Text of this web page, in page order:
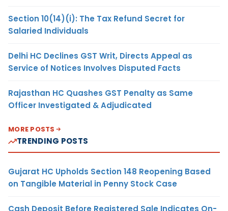
Section 10(14)(i): The Tax Refund Secret for
Salaried Individuals
Delhi HC Declines GST Writ, Directs Appeal as
Service of Notices Involves Disputed Facts
Rajasthan HC Quashes GST Penalty as Same
Officer Investigated & Adjudicated
MORE POSTS
TRENDING POSTS
Gujarat HC Upholds Section 148 Reopening Based
on Tangible Material in Penny Stock Case
Cash Deposit Before Registered Sale Indicates On-